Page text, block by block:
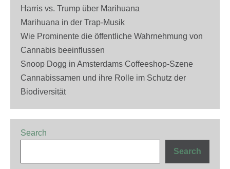
Harris vs. Trump über Marihuana
Marihuana in der Trap-Musik
Wie Prominente die öffentliche Wahrnehmung von
Cannabis beeinflussen
Snoop Dogg in Amsterdams Coffeeshop-Szene
Cannabissamen und ihre Rolle im Schutz der
Biodiversität
Search
Search